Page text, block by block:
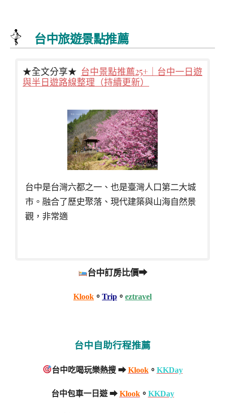
台中旅遊景點推薦
★全文分享★ 台中景點推薦25+｜台中一日遊
與半日遊路線整理（持續更新）
台中是台灣六都之一、也是臺灣人口第二大城
市。融合了歷史聚落、現代建築與山海自然景
觀，非常適
台中訂房比價➡
Klook 。 Trip 。 eztravel
台中自助行程推薦
台中吃喝玩樂熱搜 ➡ Klook。 KKDay
台中包車一日遊 ➡ Klook。 KKDay